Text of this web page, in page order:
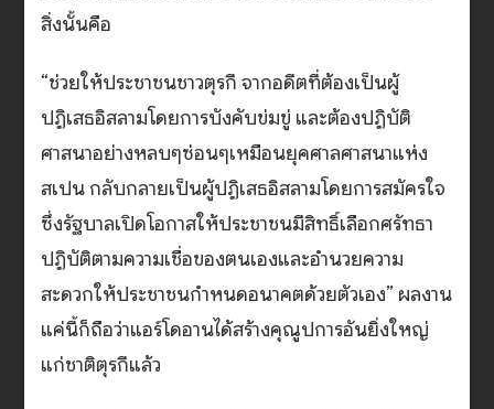
สิ่งนั้นคือ
“ช่วยให้ประชาชนชาวตุรกี จากอดีตที่ต้องเป็นผู้
ปฏิเสธอิสลามโดยการบังคับข่มขู่ และต้องปฏิบัติ
ศาสนาอย่างหลบๆซ่อนๆเหมือนยุคศาลศาสนาแห่ง
สเปน กลับกลายเป็นผู้ปฏิเสธอิสลามโดยการสมัครใจ
ซึ่งรัฐบาลเปิดโอกาสให้ประชาชนมีสิทธิ์เลือกศรัทธา
ปฏิบัติตามความเชื่อของตนเองและอำนวยความ
สะดวกให้ประชาชนกำหนดอนาคตด้วยตัวเอง” ผลงาน
แค่นี้ก็ถือว่าแอร์โดอานได้สร้างคุณูปการอันยิ่งใหญ่
แก่ชาติตุรกีแล้ว